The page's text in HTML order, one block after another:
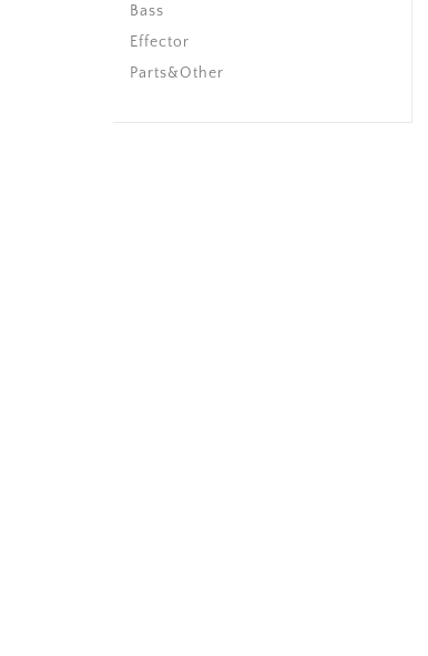
Bass
Effector
Parts&Other